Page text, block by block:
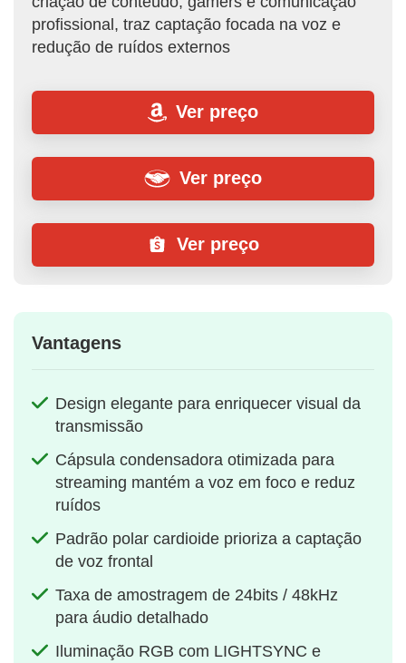
profissional, traz captação focada na voz e
redução de ruídos externos
Ver preço
Ver preço
Ver preço
Vantagens
Design elegante para enriquecer visual da
transmissão
Cápsula condensadora otimizada para
streaming mantém a voz em foco e reduz
ruídos
Padrão polar cardioide prioriza a captação
de voz frontal
Taxa de amostragem de 24bits / 48kHz
para áudio detalhado
Iluminação RGB com LIGHTSYNC e